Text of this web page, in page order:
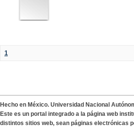
1
Hecho en México. Universidad Nacional
Este es un portal integrado a la página web
distintos sitios web, sean páginas electrónicas